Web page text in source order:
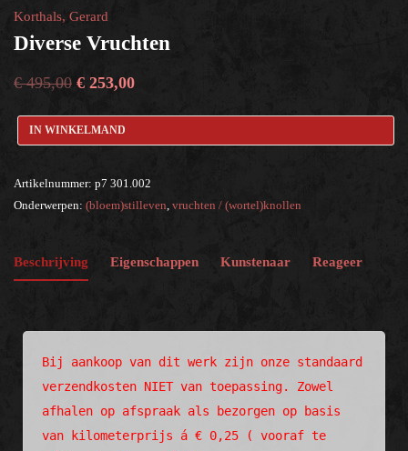
Korthals, Gerard
Diverse Vruchten
€495,00 € 253,00
IN WINKELMAND
Artikelnummer: p7 301.002
Onderwerpen: (bloem)stilleven, vruchten / (wortel)knollen
Beschrijving Eigenschappen Kunstenaar Reageer
Bij aankoop van dit werk zijn onze standaard
verzendkosten NIET van toepassing. Zowel
afhalen op afspraak als bezorgen op basis
van kilometerprijs á € 0,25 ( vooraf te